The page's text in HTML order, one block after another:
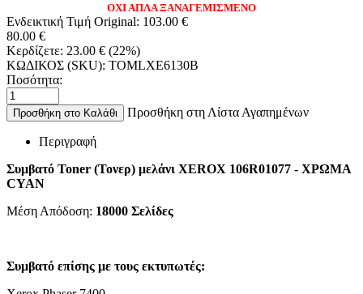
ΟΧΙ ΑΠΛΑ ΞΑΝΑΓΕΜΙΣΜΕΝΟ
Ενδεικτική Τιμή Original: 103.00 €
80.00 €
Κερδίζετε: 23.00 € (22%)
ΚΩΔΙΚΟΣ (SKU): TOMLXE6130B
Ποσότητα:
Προσθήκη στο Καλάθι Προσθήκη στη Λίστα Αγαπημένων
Περιγραφή
Συμβατό Toner (Τονερ) μελάνι XEROX 106R01077 - ΧΡΩΜΑ
CYAN
Μέση Απόδοση: 18000 Σελίδες
Συμβατό επίσης με τους εκτυπωτές: